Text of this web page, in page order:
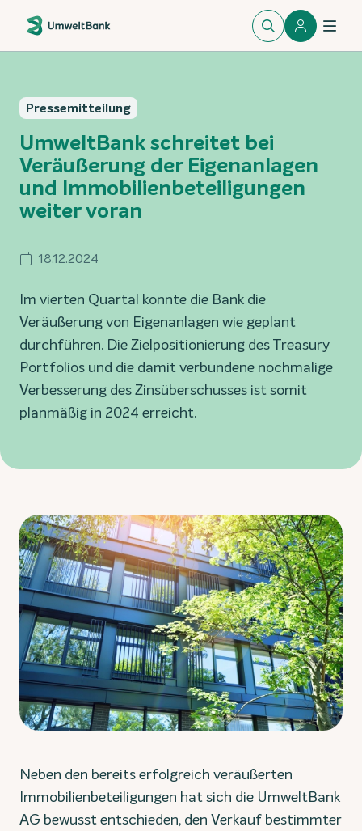
Pressemitteilung
UmweltBank schreitet bei
Veräußerung der Eigenanlagen
und Immobilienbeteiligungen
weiter voran
18.12.2024
Im vierten Quartal konnte die Bank die
Veräußerung von Eigenanlagen wie geplant
durchführen. Die Zielpositionierung des Treasury
Portfolios und die damit verbundene nochmalige
Verbesserung des Zinsüberschusses ist somit
planmäßig in 2024 erreicht.
Neben den bereits erfolgreich veräußerten
Immobilienbeteiligungen hat sich die UmweltBank
AG bewusst entschieden, den Verkauf bestimmter